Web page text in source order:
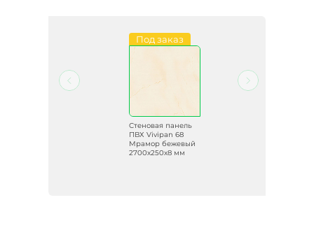
Под заказ
Стеновая панель
ПВХ Vivipan 68
Мрамор бежевый
2700х250х8 мм